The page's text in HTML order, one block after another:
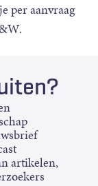
per aanvraag
artikelen,